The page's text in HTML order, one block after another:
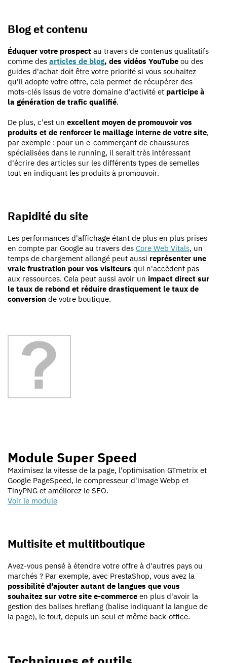
Blog et contenu
Éduquer votre prospect au travers de contenus qualitatifs
comme des articles de blog, des vidéos YouTube ou des
guides d'achat doit être votre priorité si vous souhaitez
qu'il adopte votre offre, cela permet de récupérer des
mots-clés issus de votre domaine d'activité et participe à
la génération de trafic qualifié.
De plus, c'est un excellent moyen de promouvoir vos
produits et de renforcer le maillage interne de votre site,
par exemple : pour un e-commerçant de chaussures
spécialisées dans le running, il serait très intéressant
d'écrire des articles sur les différents types de semelles
tout en indiquant les produits à promouvoir.
Rapidité du site
Les performances d'affichage étant de plus en plus prises
en compte par Google au travers des Core Web Vitals, un
temps de chargement allongé peut aussi représenter une
vraie frustration pour vos visiteurs qui n'accèdent pas
aux ressources. Cela peut aussi avoir un impact direct sur
le taux de rebond et réduire drastiquement le taux de
conversion de votre boutique.
Module Super Speed
Maximisez la vitesse de la page, l'optimisation GTmetrix et
Google PageSpeed, le compresseur d'image Webp et
TinyPNG et améliorez le SEO.
Voir le module
Multisite et multitboutique
Avez-vous pensé à étendre votre offre à d'autres pays ou
marchés ? Par exemple, avec PrestaShop, vous avez la
possibilité d'ajouter autant de langues que vous
souhaitez sur votre site e-commerce en plus d'avoir la
gestion des balises hreflang (balise indiquant la langue de
la page), le tout, depuis un seul et même back-office.